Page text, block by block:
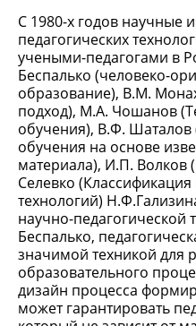
С 1980-х годов научные
педагогических
учеными-педагогами в
Беспалько (человеко-
образование), В.М.
подход), М.А. Чошанов
обучения), В.Ф. Шаталов
обучения на основе
материала), И.П. Волков
Селевко (Классификация
технологий)
научно-педагогической
Беспалько,
значимой техникой для
образовательного
дизайн процесса
может гарантировать